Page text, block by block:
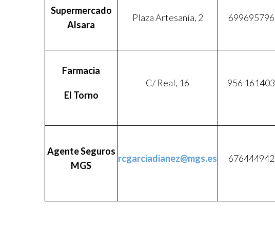
Supermercado
Alsara
Plaza Artesanía, 2 699695796
Farmacia
El Torno
C/ Real, 16 956 161403
Agente Seguros
MGS
rcgarciadianez@mgs.es 676444942